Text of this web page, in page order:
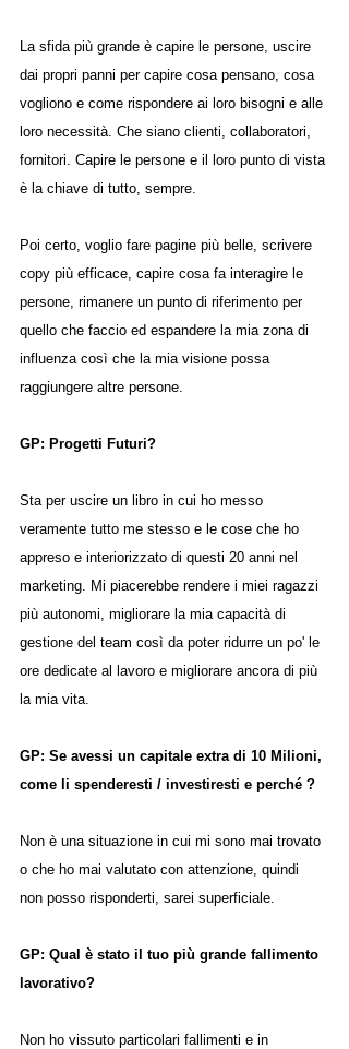
La sfida più grande è capire le persone, uscire
dai propri panni per capire cosa pensano, cosa
vogliono e come rispondere ai loro bisogni e alle
loro necessità. Che siano clienti, collaboratori,
fornitori. Capire le persone e il loro punto di vista
è la chiave di tutto, sempre.
Poi certo, voglio fare pagine più belle, scrivere
copy più efficace, capire cosa fa interagire le
persone, rimanere un punto di riferimento per
quello che faccio ed espandere la mia zona di
influenza così che la mia visione possa
raggiungere altre persone.
GP: Progetti Futuri?
Sta per uscire un libro in cui ho messo
veramente tutto me stesso e le cose che ho
appreso e interiorizzato di questi 20 anni nel
marketing. Mi piacerebbe rendere i miei ragazzi
più autonomi, migliorare la mia capacità di
gestione del team così da poter ridurre un po' le
ore dedicate al lavoro e migliorare ancora di più
la mia vita.
GP: Se avessi un capitale extra di 10 Milioni,
come li spenderesti / investiresti e perché ?
Non è una situazione in cui mi sono mai trovato
o che ho mai valutato con attenzione, quindi
non posso risponderti, sarei superficiale.
GP: Qual è stato il tuo più grande fallimento
lavorativo?
Non ho vissuto particolari fallimenti e in